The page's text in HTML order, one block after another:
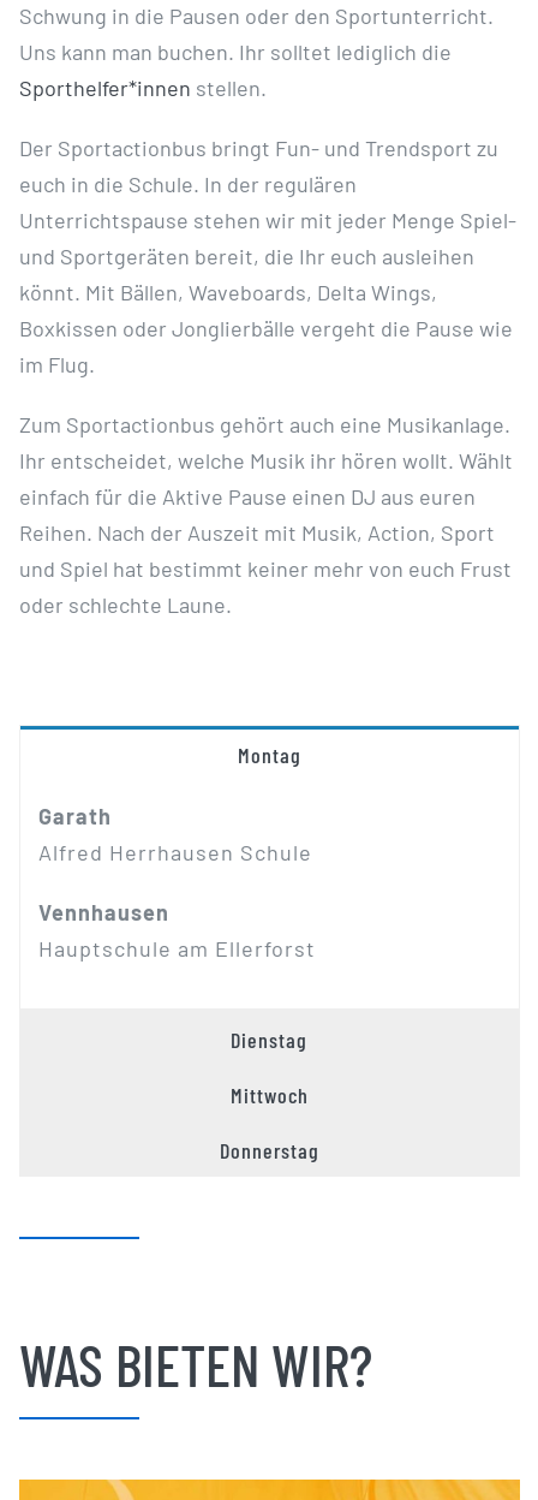
Schwung in die Pausen oder den Sportunterricht.
Uns kann man buchen. Ihr solltet lediglich die
Sporthelfer*innen stellen.
Der Sportactionbus bringt Fun- und Trendsport zu
euch in die Schule. In der regulären
Unterrichtspause stehen wir mit jeder Menge Spiel-
und Sportgeräten bereit, die Ihr euch ausleihen
könnt. Mit Bällen, Waveboards, Delta Wings,
Boxkissen oder Jonglierbälle vergeht die Pause wie
im Flug.
Zum Sportactionbus gehört auch eine Musikanlage.
Ihr entscheidet, welche Musik ihr hören wollt. Wählt
einfach für die Aktive Pause einen DJ aus euren
Reihen. Nach der Auszeit mit Musik, Action, Sport
und Spiel hat bestimmt keiner mehr von euch Frust
oder schlechte Laune.
Montag
Garath
Alfred Herrhausen Schule
Vennhausen
Hauptschule am Ellerforst
Dienstag
Mittwoch
Donnerstag
WAS BIETEN WIR?